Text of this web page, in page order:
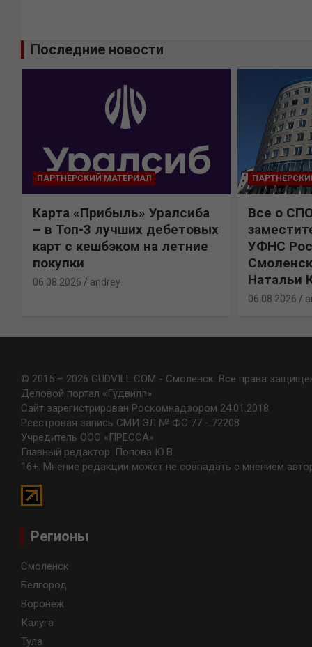
Последние новости
ПАРТНЕРСКИЙ МАТЕРИАЛ
Карта «Прибыль» Уралсиба
– в Топ-3 лучших дебетовых
карт с кешбэком на летние
покупки
06.08.2026 andrey
Все о
УФНС
Натальи
06.08.2026
© 2015 – 2026 GUDVILL.COM - Смоленск. Все права
Деловой портал «Гудвилл»
Сайт зарегистрирован Роскомнадзором 24.01.2018
Реестровая запись СМИ ЭЛ № ФС 77 - 72208
Учредитель ООО «ПРЕССА»
Главный редактор: Попова Ю.В.
16+. Мнение редакции может не совпадать с мнением
Регионы
Смоленск
Белгород
Воронеж
Калуга
Тула